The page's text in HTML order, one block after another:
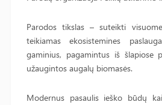
Parodos tikslas – suteikti
teikiamas ekosistemines
gaminius, pagamintus iš šlapiose
užaugintos augalų biomasės.
Modernus pasaulis ieško būdų